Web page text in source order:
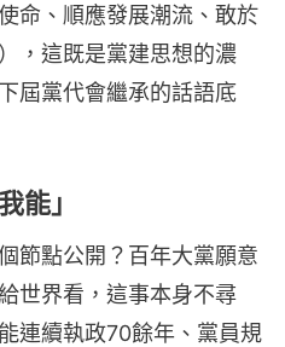
命、順應發展潮流、敢於
，這既是黨建思想的濃
屆黨代會繼承的話語底
能」
節點公開？百年大黨願意
世界看，這事本身不尋
連續執政70餘年、黨員規